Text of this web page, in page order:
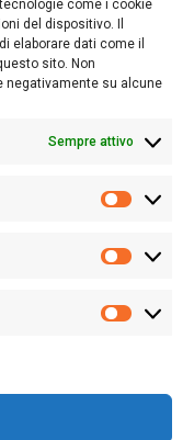
come i cookie
del dispositivo. Il
elaborare dati come il
sito. Non
negativamente su alcune
Sempre attivo